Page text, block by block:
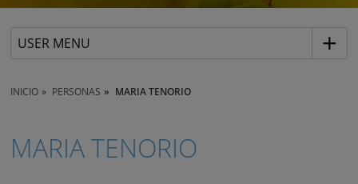
USER MENU
INICIO PERSONAS MARIA TENORIO
MARIA TENORIO